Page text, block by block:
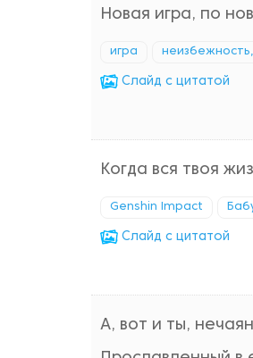
Новая игра, по
игра
Cлайд с цитатой
Когда вся твоя
Genshin Impact
Cлайд с цитатой
А, вот и ты,